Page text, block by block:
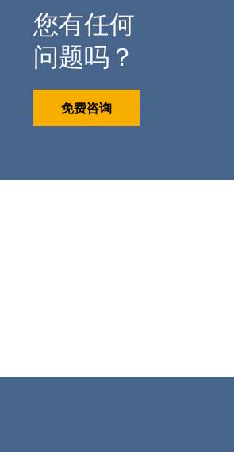
您有任何
问题吗？
免费咨询